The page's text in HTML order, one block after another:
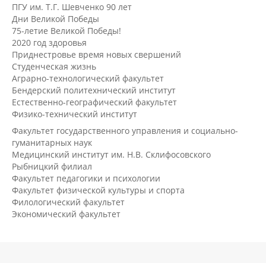
ПГУ им. Т.Г. Шевченко 90 лет
Дни Великой Победы
75-летие Великой Победы!
2020 год здоровья
Приднестровье время новых свершений
Студенческая жизнь
Аграрно-технологический факультет
Бендерский политехнический институт
Естественно-географический факультет
Физико-технический институт
Факультет государственного управления и социально-
гуманитарных наук
Медицинский институт им. Н.В. Склифосовского
Рыбницкий филиал
Факультет педагогики и психологии
Факультет физической культуры и спорта
Филологический факультет
Экономический факультет